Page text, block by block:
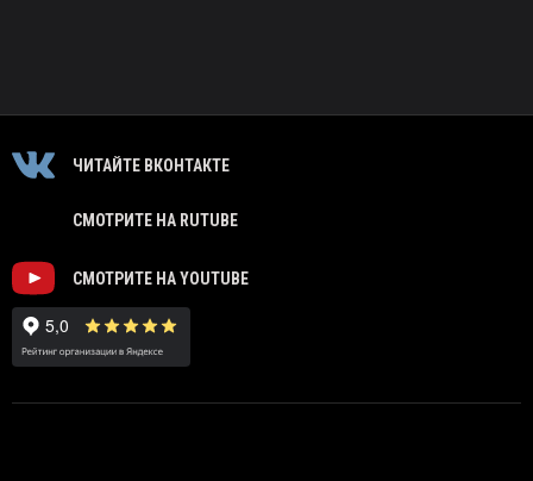
ЧИТАЙТЕ ВКОНТАКТЕ
СМОТРИТЕ НА RUTUBE
СМОТРИТЕ НА YOUTUBE